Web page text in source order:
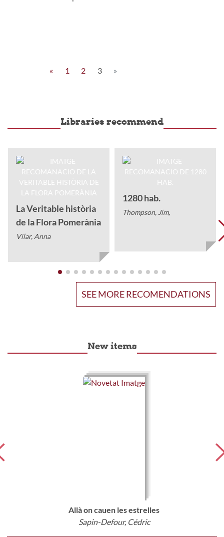
« 1 2 3 »
Libraries recommend
La Veritable història
de la Flora Pomerània
Vilar, Anna
1280 hab.
Thompson, Jim,
SEE MORE RECOMENDATIONS
New items
Allà on cauen les estrelles
Sapin-Defour, Cédric